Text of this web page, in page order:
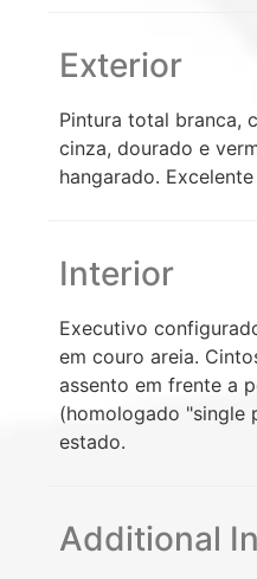
Exterior
Pintura total branca,
cinza, dourado e
hangarado.
Interior
Executivo
em couro areia.
assento em frente a
(homologado "single
estado.
Additional